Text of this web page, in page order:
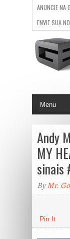
ANUNCIE NA
ENVIE SUA
Andy
MY
sinais
ByMr.
Pin It